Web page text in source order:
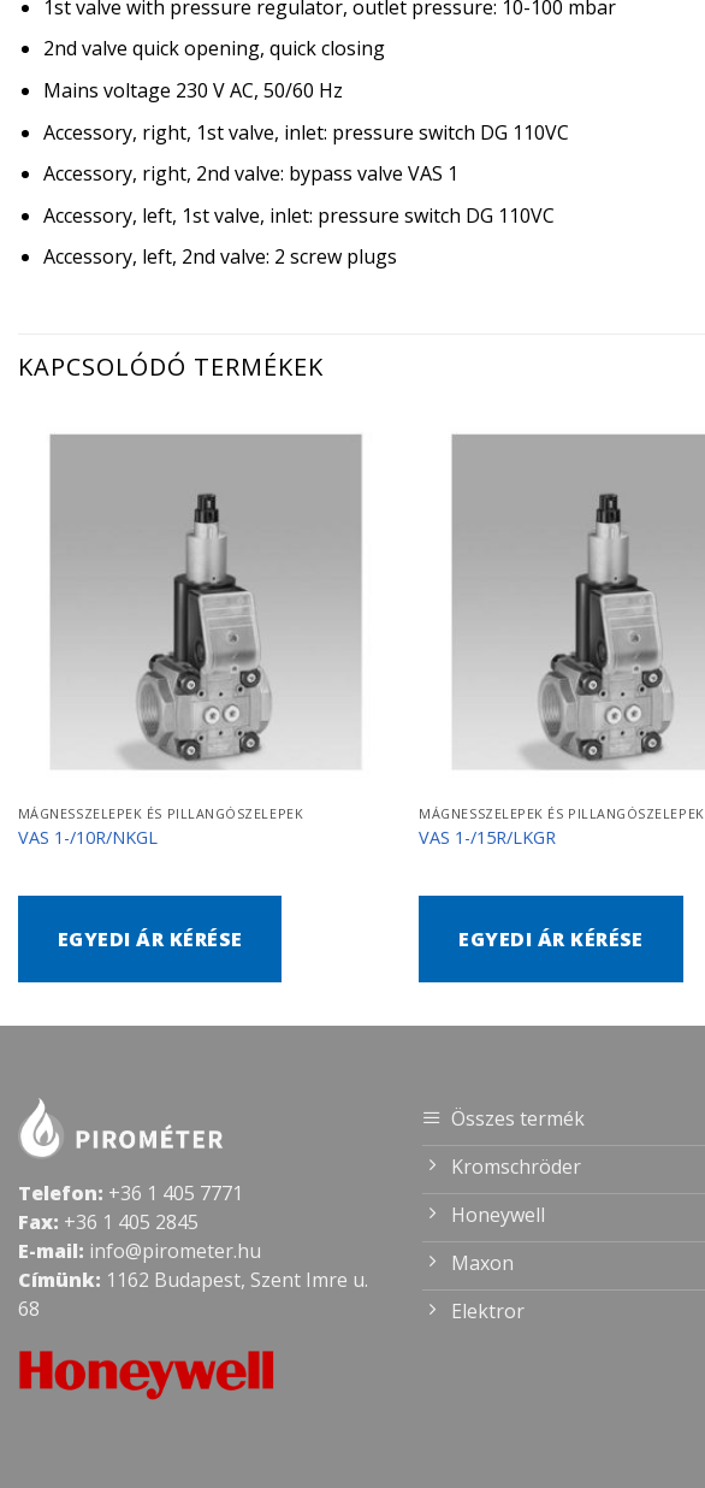
1st valve with pressure regulator, outlet pressure: 10-100 mbar
2nd valve quick opening, quick closing
Mains voltage 230 V AC, 50/60 Hz
Accessory, right, 1st valve, inlet: pressure switch DG 110VC
Accessory, right, 2nd valve: bypass valve VAS 1
Accessory, left, 1st valve, inlet: pressure switch DG 110VC
Accessory, left, 2nd valve: 2 screw plugs
KAPCSOLÓDÓ TERMÉKEK
MÁGNESSZELEPEK ÉS PILLANGÓSZELEPEK
VAS 1-/10R/NKGL
EGYEDI ÁR KÉRÉSE
MÁGNESSZELEPEK ÉS PILLANGÓSZELEPEK
VAS 1-/15R/LKGR
EGYEDI ÁR KÉRÉSE
Telefon: +36 1 405 7771
Fax: +36 1 405 2845
E-mail: info@pirometer.hu
Címünk: 1162 Budapest, Szent Imre u.
68
Összes termék
Kromschröder
Honeywell
Maxon
Elektror